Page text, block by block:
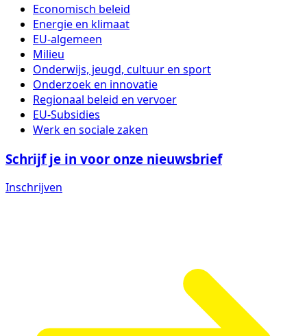
Economisch beleid
Energie en klimaat
EU-algemeen
Milieu
Onderwijs, jeugd, cultuur en sport
Onderzoek en innovatie
Regionaal beleid en vervoer
EU-Subsidies
Werk en sociale zaken
Schrijf je in voor onze nieuwsbrief
Inschrijven